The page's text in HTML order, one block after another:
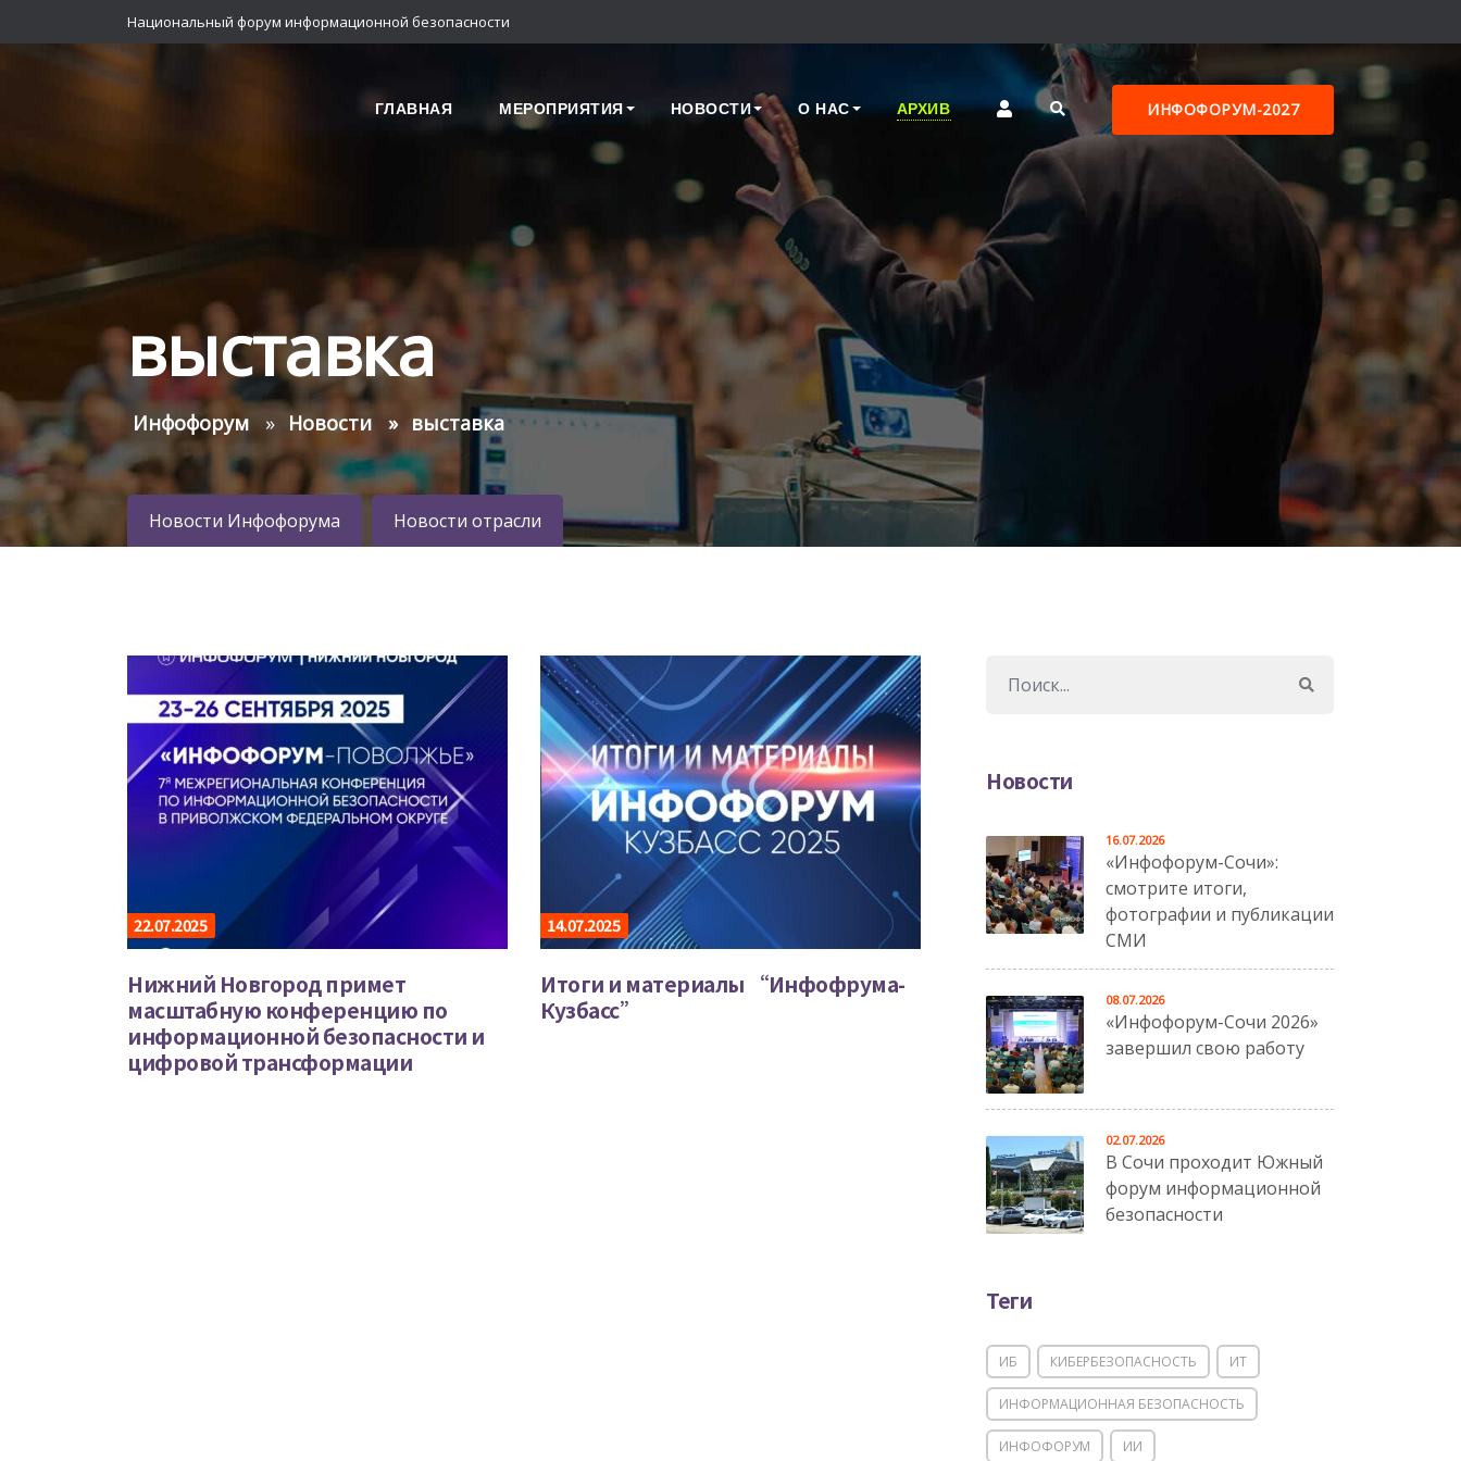
Национальный форум информационной безопасности
ГЛАВНАЯ МЕРОПРИЯТИЯ НОВОСТИ О НАС АРХИВ ИНФОФОРУМ-2027
выставка
Инфофорум Новости выставка
Новости Инфофорума Новости отрасли
22.07.2025
Нижний Новгород примет
масштабную конференцию по
информационной безопасности и
цифровой трансформации
14.07.2025
Итоги и материалы “Инфофрума-
Кузбасс”
Новости
«Инфофорум-Сочи»:
смотрите итоги,
фотографии и публикации
СМИ
16.07.2026
«Инфофорум-Сочи 2026»
завершил свою работу
08.07.2026
В Сочи проходит Южный
форум информационной
безопасности
02.07.2026
Теги
ИБ КИБЕРБЕЗОПАСНОСТЬ ИТ
ИНФОРМАЦИОННАЯ БЕЗОПАСНОСТЬ
ИНФОФОРУМ ИИ